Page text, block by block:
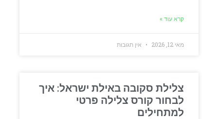
קרא עוד »
מאי 12, 2026 אין תגובות
צלילת סקובה באילת ישראל: איך
לבחור קורס צלילה פרטי
למתחילים